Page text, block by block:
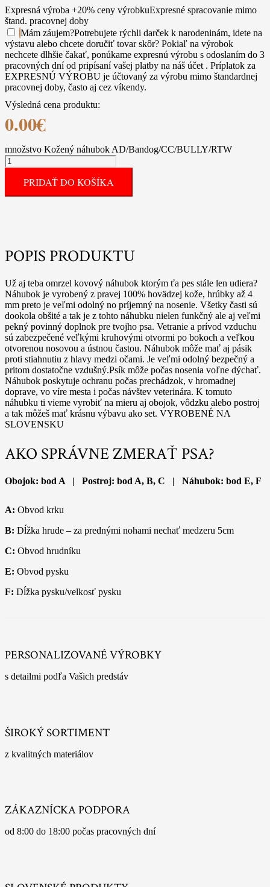
Expresná výroba +20% ceny výrobkuExpresné spracovanie mimo
štand. pracovnej doby
Mám záujem?Potrebujete rýchli darček k narodeninám, idete na
výstavu alebo chcete doručiť tovar skôr? Pokiaľ na výrobok
nechcete dlhšie čakať, ponúkame expresnú výrobu s odoslaním do 3
pracovných dní od pripísaní vašej platby na náš účet . Príplatok za
EXPRESNÚ VÝROBU je účtovaný za výrobu mimo štandardnej
pracovnej doby, často aj cez víkendy.
Výsledná cena produktu:
0.00€
množstvo Kožený náhubok AD/Bandog/CC/BULLY/RTW
PRIDAŤ DO KOŠÍKA
POPIS PRODUKTU
Už aj teba omrzel kovový náhubok ktorým ťa pes stále len udiera?
Náhubok je vyrobený z pravej 100% hovädzej kože, hrúbky až 4
mm preto je veľmi odolný no príjemný na nosenie. Všetky časti sú
dookola obšité a tak je z tohto náhubku nielen funkčný ale aj veľmi
pekný povinný doplnok pre tvojho psa. Vetranie a prívod vzduchu
sú zabezpečené veľkými kruhovými otvormi po bokoch a veľkou
otvorenou nosovou a ústnou častou. Náhubok môže mať aj pásik
proti stiahnutiu z hlavy medzi očami. Je veľmi odolný bezpečný a
pritom dostatočne vzdušný.Psík môže počas nosenia voľne dýchať.
Náhubok poskytuje ochranu počas prechádzok, v hromadnej
doprave, vo víre mesta i počas návštev veterinára. K tomuto
náhubku ti vieme vyrobiť na mieru aj obojok, vôdzku alebo postroj
a tak môžeš mať krásnu výbavu ako set. VYROBENÉ NA
SLOVENSKU
AKO SPRÁVNE ZMERAŤ PSA?
Obojok: bod A | Postroj: bod A, B, C | Náhubok: bod E, F
A: Obvod krku
B: Dĺžka hrude – za prednými nohami nechať medzeru 5cm
C: Obvod hrudníku
E: Obvod pysku
F: Dĺžka pysku/velkosť pysku
PERSONALIZOVANÉ VÝROBKY
s detailmi podľa Vašich predstáv
ŠIROKÝ SORTIMENT
z kvalitných materiálov
ZÁKAZNÍCKA PODPORA
od 8:00 do 18:00 počas pracovných dní